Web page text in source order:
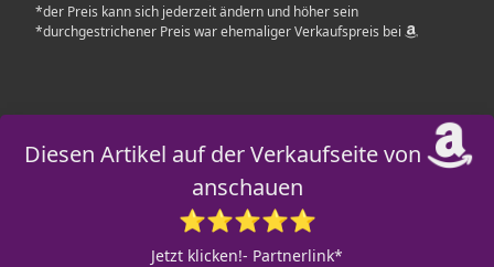
*der Preis kann sich jederzeit ändern und höher sein
*durchgestrichener Preis war ehemaliger Verkaufspreis bei
Diesen Artikel auf der Verkaufseite von
anschauen
⭐⭐⭐⭐⭐
Jetzt klicken!- Partnerlink*